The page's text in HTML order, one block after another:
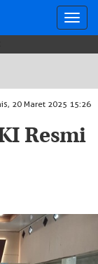
20 Maret 2025 15:26
Resmi